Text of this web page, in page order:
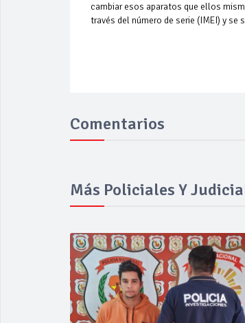
cambiar esos aparatos que ellos
través del número de serie (IMEI) y se
Comentarios
Más Policiales Y